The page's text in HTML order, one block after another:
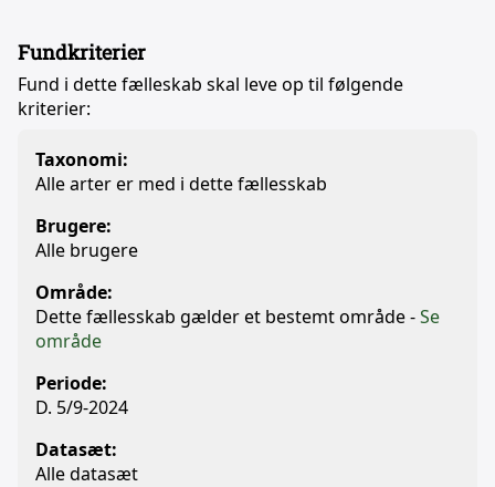
Fundkriterier
Fund i dette fælleskab skal leve op til følgende
kriterier:
Taxonomi:
Alle arter er med i dette fællesskab
Brugere:
Alle brugere
Område:
Dette fællesskab gælder et bestemt område -Se
område
Periode:
D. 5/9-2024
Datasæt:
Alle datasæt